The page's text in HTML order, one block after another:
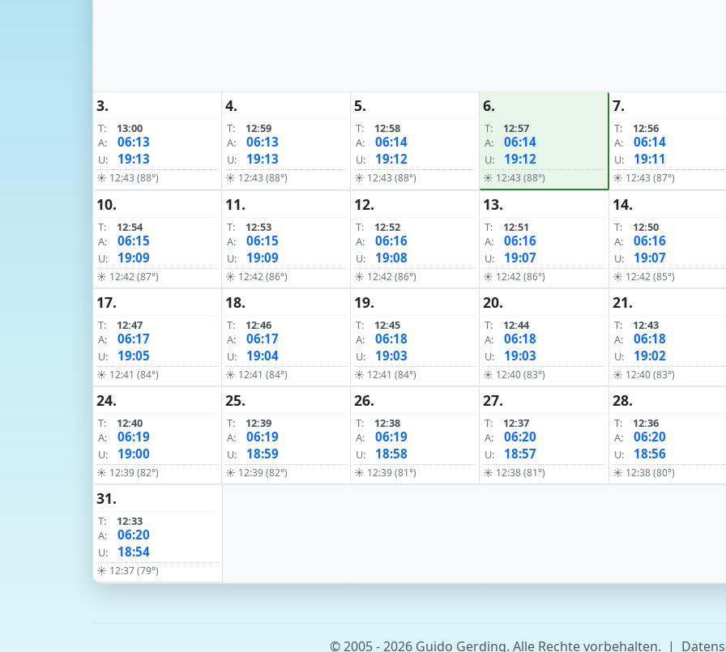
3.
T:
13:00
A:
06:13
U: 19:13
☀ 12:43 (88°)
4.
T:
12:59
A:
06:13
U: 19:13
☀ 12:43 (88°)
5.
T:
12:58
A:
06:14
U: 19:12
☀ 12:43 (88°)
6.
T:
12:57
A:
06:14
U: 19:12
☀ 12:43 (88°)
7.
T:
12:56
A:
06:14
U: 19:11
☀ 12:43 (87°)
10.
T:
12:54
A:
06:15
U: 19:09
☀ 12:42 (87°)
11.
T:
12:53
A:
06:15
U: 19:09
☀ 12:42 (86°)
12.
T:
12:52
A:
06:16
U: 19:08
☀ 12:42 (86°)
13.
T:
12:51
A:
06:16
U: 19:07
☀ 12:42 (86°)
14.
T:
12:50
A:
06:16
U: 19:07
☀ 12:42 (85°)
17.
T:
12:47
A:
06:17
U: 19:05
☀ 12:41 (84°)
18.
T:
12:46
A:
06:17
U: 19:04
☀ 12:41 (84°)
19.
T:
12:45
A:
06:18
U: 19:03
☀ 12:41 (84°)
20.
T:
12:44
A:
06:18
U: 19:03
☀ 12:40 (83°)
21.
T:
12:43
A:
06:18
U: 19:02
☀ 12:40 (83°)
24.
T:
12:40
A:
06:19
U: 19:00
☀ 12:39 (82°)
25.
T:
12:39
A:
06:19
U: 18:59
☀ 12:39 (82°)
26.
T:
12:38
A:
06:19
U: 18:58
☀ 12:39 (81°)
27.
T:
12:37
A:
06:20
U: 18:57
☀ 12:38 (81°)
28.
T:
12:36
A:
06:20
U: 18:56
☀ 12:38 (80°)
31.
T:
12:33
A:
06:20
U: 18:54
☀ 12:37 (79°)
© 2005 - 2026 Guido Gerding. Alle Rechte vorbehalten. |